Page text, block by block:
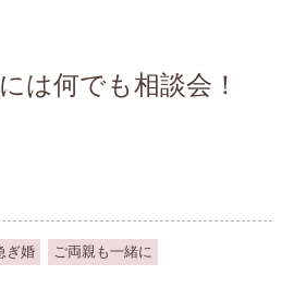
は何でも相談会！
ぎ婚 ご両親も一緒に